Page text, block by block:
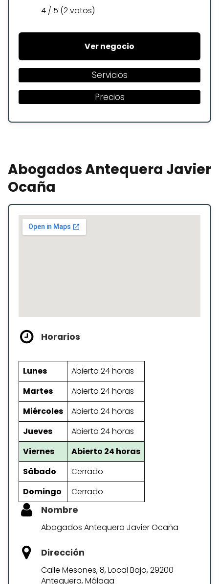
4 / 5 (2 votos)
Ver negocio
Servicios
Precios
Abogados Antequera Javier
Ocaña
Horarios
Lunes
Abierto 24 horas
Martes
Abierto 24 horas
Miércoles
Abierto 24 horas
Jueves
Abierto 24 horas
Viernes
Abierto 24 horas
Sábado
Cerrado
Domingo
Cerrado
Nombre
Abogados Antequera Javier Ocaña
Dirección
Calle Mesones, 8, Local Bajo, 29200
Antequera, Málaga